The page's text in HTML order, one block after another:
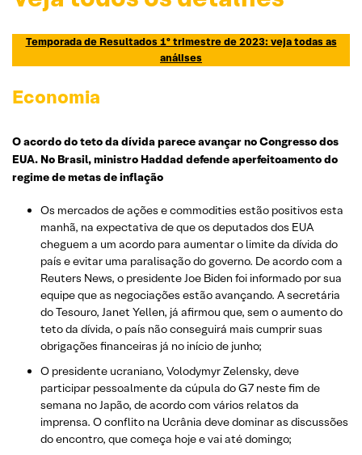
Temporada de Resultados 1º trimestre de 2023: veja todas as
análises
Economia
O acordo do teto da dívida parece avançar no Congresso dos
EUA. No Brasil, ministro Haddad defende aperfeitoamento do
regime de metas de inflação
Os mercados de ações e commodities estão positivos esta
manhã, na expectativa de que os deputados dos EUA
cheguem a um acordo para aumentar o limite da dívida do
país e evitar uma paralisação do governo. De acordo com a
Reuters News, o presidente Joe Biden foi informado por sua
equipe que as negociações estão avançando. A secretária
do Tesouro, Janet Yellen, já afirmou que, sem o aumento do
teto da dívida, o país não conseguirá mais cumprir suas
obrigações financeiras já no início de junho;
O presidente ucraniano, Volodymyr Zelensky, deve
participar pessoalmente da cúpula do G7 neste fim de
semana no Japão, de acordo com vários relatos da
imprensa. O conflito na Ucrânia deve dominar as discussões
do encontro, que começa hoje e vai até domingo;